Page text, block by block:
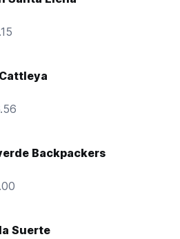
Backpackers
Suerte